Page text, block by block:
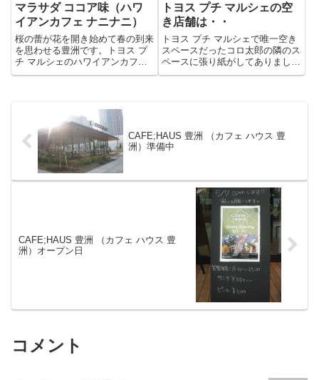
マラサダ ココア味（ハワ
イアンカフェ ナニナニ）
桜の蕾が花を開き始めて春の到来
を思わせる豊洲です。トヨス プ
チ マルシェのハワイアンカフェ
ナニナニさんでは、定番のマラサ
スマスとバレンタインの時に限定
で登場したのですが好評で（特...
トヨス プチ マルシェの空
き店舗は・・
トヨス プチ マルシェで唯一空き
スペースだったコロ太郎の隣のス
ペースに張り紙がしてありまし
た。しらはまシェフの店、チーズ
聞...
CAFE;HAUS 豊洲 （カフェ ハウス 豊
洲）準備中
CAFE;HAUS 豊洲 （カフェ ハウス 豊
洲）オープン日
コメント